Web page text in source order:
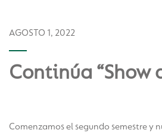
AGOSTO 1, 2022
Continúa “Show
Comenzamos el segundo semestre y